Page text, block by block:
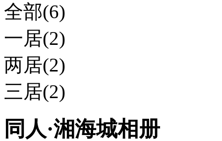
全部(6)
一居(2)
两居(2)
三居(2)
同人·湘海城相册